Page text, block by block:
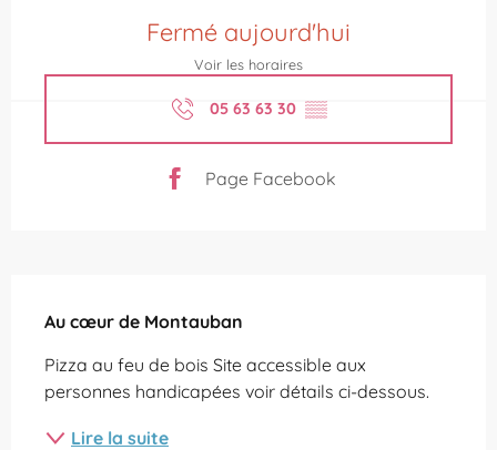
Fermé aujourd'hui
Voir les horaires
05 63 63 30 ▒▒
Page Facebook
Au cœur de Montauban
Pizza au feu de bois Site accessible aux
personnes handicapées voir détails ci-dessous.
Lire la suite